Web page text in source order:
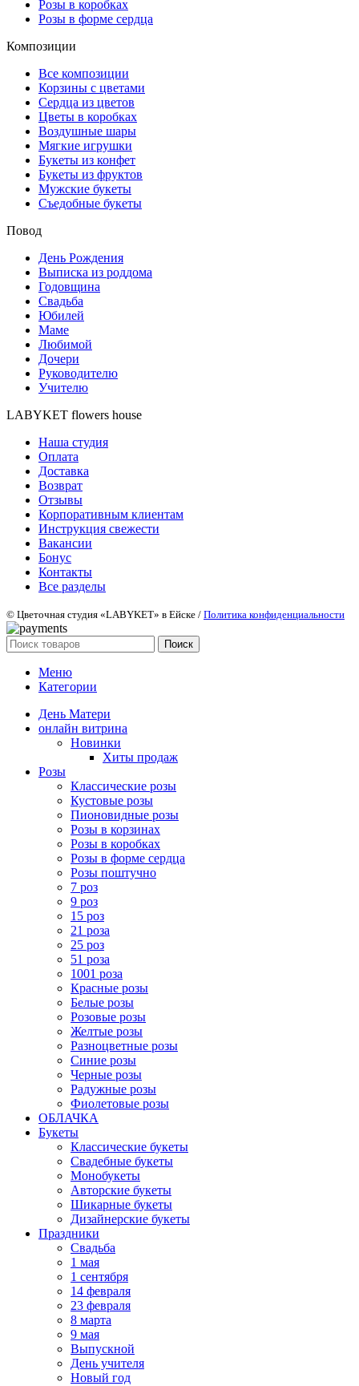
Розы в коробках
Розы в форме сердца
Композиции
Все композиции
Корзины с цветами
Сердца из цветов
Цветы в коробках
Воздушные шары
Мягкие игрушки
Букеты из конфет
Букеты из фруктов
Мужские букеты
Съедобные букеты
Повод
День Рождения
Выписка из роддома
Годовщина
Свадьба
Юбилей
Маме
Любимой
Дочери
Руководителю
Учителю
LABYKET flowers house
Наша студия
Оплата
Доставка
Возврат
Отзывы
Корпоративным клиентам
Инструкция свежести
Вакансии
Бонус
Контакты
Все разделы
© Цветочная студия «LABYKET» в Ейске / Политика конфиденциальности
Поиск
Меню
Категории
День Матери
онлайн витрина
Новинки
Хиты продаж
Розы
Классические розы
Кустовые розы
Пионовидные розы
Розы в корзинах
Розы в коробках
Розы в форме сердца
Розы поштучно
7 роз
9 роз
15 роз
21 роза
25 роз
51 роза
1001 роза
Красные розы
Белые розы
Розовые розы
Желтые розы
Разноцветные розы
Синие розы
Черные розы
Радужные розы
Фиолетовые розы
ОБЛАЧКА
Букеты
Классические букеты
Свадебные букеты
Монобукеты
Авторские букеты
Шикарные букеты
Дизайнерские букеты
Праздники
Свадьба
1 мая
1 сентября
14 февраля
23 февраля
8 марта
9 мая
Выпускной
День учителя
Новый год